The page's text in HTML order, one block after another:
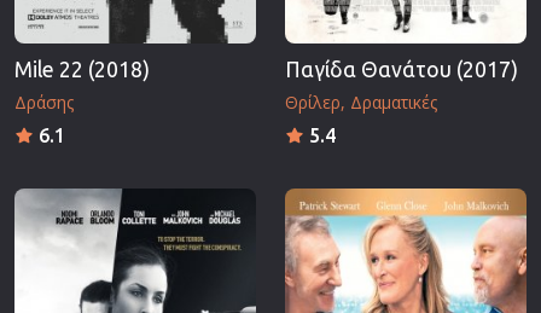
Mile 22 (2018)
Δράσης
6.1
Παγίδα Θανάτου (2017)
Θρίλερ Δραματικές
5.4